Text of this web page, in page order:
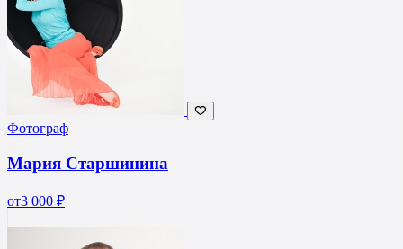
Фотограф
Мария Старшинина
от3 000 ₽